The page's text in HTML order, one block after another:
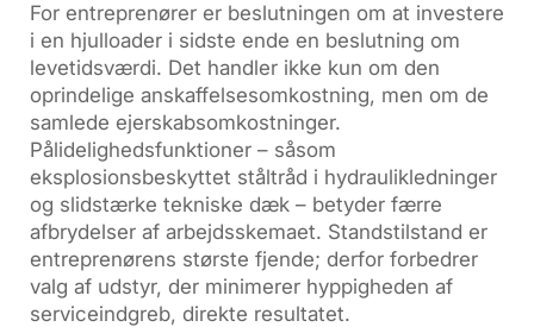
For entreprenører er beslutningen om at investere
i en hjulloader i sidste ende en beslutning om
levetidsværdi. Det handler ikke kun om den
oprindelige anskaffelsesomkostning, men om de
samlede ejerskabsomkostninger.
Pålidelighedsfunktioner – såsom
eksplosionsbeskyttet ståltråd i hydraulikledninger
og slidstærke tekniske dæk – betyder færre
afbrydelser af arbejdsskemaet. Standstilstand er
entreprenørens største fjende; derfor forbedrer
valg af udstyr, der minimerer hyppigheden af
serviceindgreb, direkte resultatet.